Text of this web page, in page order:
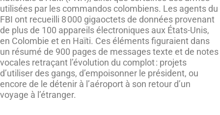
utilisées par les commandos colombiens. Les agents du
FBI ont recueilli 8 000 gigaoctets de données provenant
de plus de 100 appareils électroniques aux États-Unis,
en Colombie et en Haïti. Ces éléments figuraient dans
un résumé de 900 pages de messages texte et de notes
vocales retraçant l’évolution du complot : projets
d’utiliser des gangs, d’empoisonner le président, ou
encore de le détenir à l’aéroport à son retour d’un
voyage à l’étranger.